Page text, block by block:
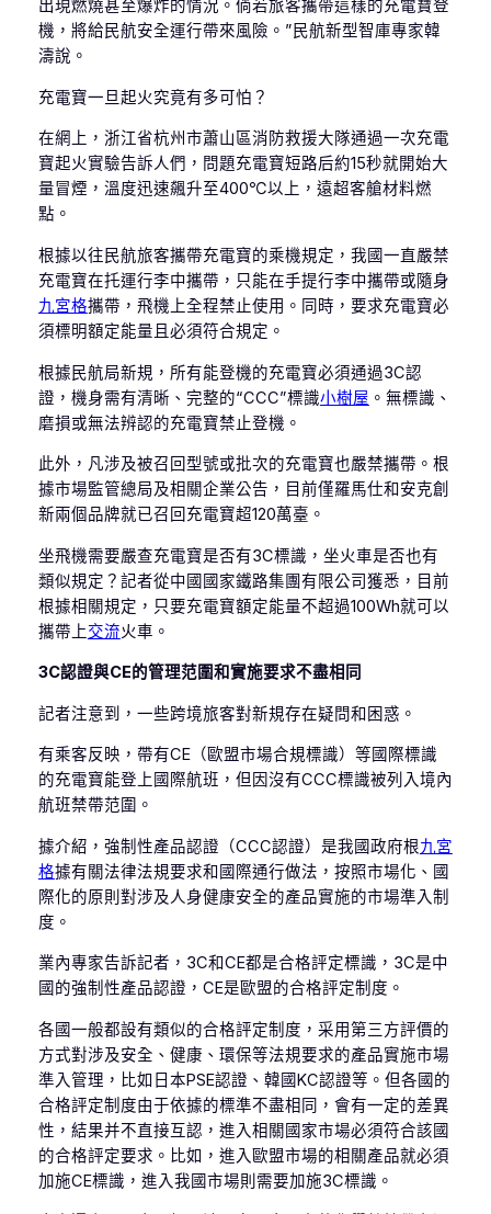
出現燃燒甚至爆炸的情況。倘若旅客攜帶這樣的充電寶登
機，將給民航安全運行帶來風險。”民航新型智庫專家韓
濤說。
充電寶一旦起火究竟有多可怕？
在網上，浙江省杭州市蕭山區消防救援大隊通過一次充電
寶起火實驗告訴人們，問題充電寶短路后約15秒就開始大
量冒煙，溫度迅速飆升至400℃以上，遠超客艙材料燃
點。
根據以往民航旅客攜帶充電寶的乘機規定，我國一直嚴禁
充電寶在托運行李中攜帶，只能在手提行李中攜帶或隨身
九宮格攜帶，飛機上全程禁止使用。同時，要求充電寶必
須標明額定能量且必須符合規定。
根據民航局新規，所有能登機的充電寶必須通過3C認
證，機身需有清晰、完整的“CCC”標識小樹屋 。無標識、
磨損或無法辨認的充電寶禁止登機。
此外，凡涉及被召回型號或批次的充電寶也嚴禁攜帶。根
據市場監管總局及相關企業公告，目前僅羅馬仕和安克創
新兩個品牌就已召回充電寶超120萬臺。
坐飛機需要嚴查充電寶是否有3C標識，坐火車是否也有
類似規定？記者從中國國家鐵路集團有限公司獲悉，目前
根據相關規定，只要充電寶額定能量不超過100Wh就可以
攜帶上交流火車。
3C認證與CE的管理范圍和實施要求不盡相同
記者注意到，一些跨境旅客對新規存在疑問和困惑。
有乘客反映，帶有CE（歐盟市場合規標識）等國際標識
的充電寶能登上國際航班，但因沒有CCC標識被列入境內
航班禁帶范圍。
據介紹，強制性產品認證（CCC認證）是我國政府根九宮
格據有關法律法規要求和國際通行做法，按照市場化、國
際化的原則對涉及人身健康安全的產品實施的市場準入制
度。
業內專家告訴記者，3C和CE都是合格評定標識，3C是中
國的強制性產品認證，CE是歐盟的合格評定制度。
各國一般都設有類似的合格評定制度，采用第三方評價的
方式對涉及安全、健康、環保等法規要求的產品實施市場
準入管理，比如日本PSE認證、韓國KC認證等。但各國的
合格評定制度由于依據的標準不盡相同，會有一定的差異
性，結果并不直接互認，進入相關國家市場必須符合該國
的合格評定要求。比如，進入歐盟市場的相關產品就必須
加施CE標識，進入我國市場則需要加施3C標識。